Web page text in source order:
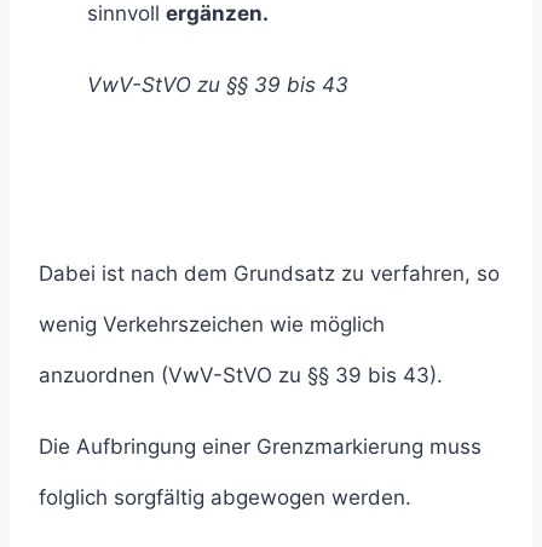
sinnvoll ergänzen.
VwV-StVO zu §§ 39 bis 43
Dabei ist nach dem Grundsatz zu verfahren, so
wenig Verkehrszeichen wie möglich
anzuordnen (VwV-StVO zu §§ 39 bis 43).
Die Aufbringung einer Grenzmarkierung muss
folglich sorgfältig abgewogen werden.